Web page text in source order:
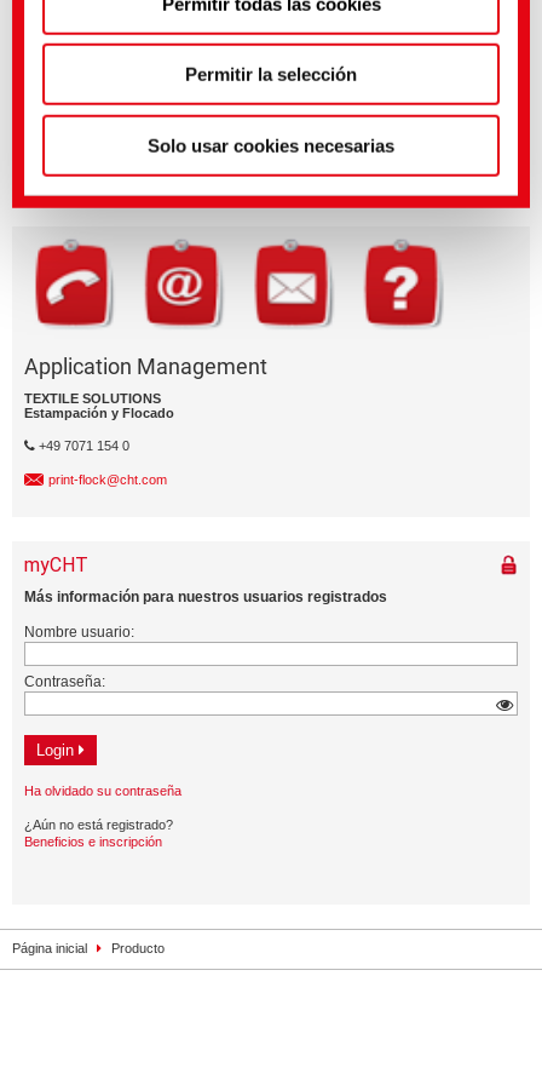
política de privacidad.(Impresión)
Permitir la selección
Solo usar cookies necesarias
¿Tienes preguntas sobre las caracterí­sticas o la aplicación del
Enví­e un email al segment de negocio relevante.
División empresarial
Application Management
TEXTILE SOLUTIONS
Estampación y Flocado
+49 7071 154 0
print-flock@cht.com
Página inicial Producto